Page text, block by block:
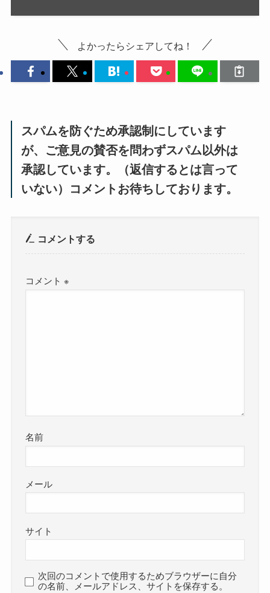
よかったらシェアしてね！
スパムを防ぐため承認制にしています
が、ご意見の賛否を問わずスパム以外は
承認しています。（返信するとは言って
いない）コメントお待ちしております。
コメントする
コメント※
名前
メール
サイト
次回のコメントで使用するためブラウザーに自分
の名前、メールアドレス、サイトを保存する。